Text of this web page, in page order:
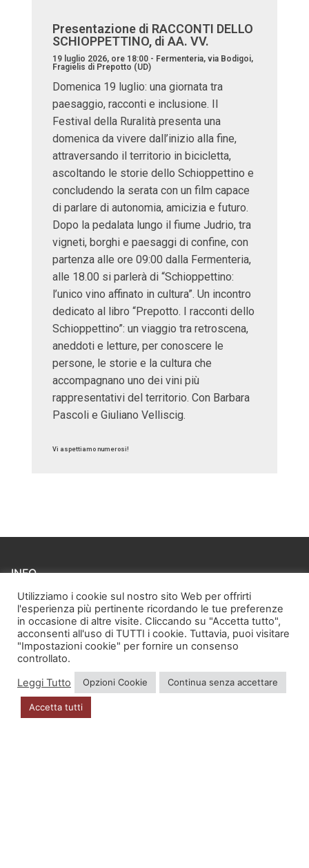
Presentazione di RACCONTI DELLO
SCHIOPPETTINO, di AA. VV.
19 luglio 2026, ore 18:00 - Fermenteria, via Bodigoi,
Fragielis di Prepotto (UD)
Domenica 19 luglio: una giornata tra
paesaggio, racconti e inclusione. Il
Festival della Ruralità presenta una
domenica da vivere dall’inizio alla fine,
attraversando il territorio in bicicletta,
ascoltando le storie dello Schioppettino e
concludendo la serata con un film capace
di parlare di autonomia, amicizia e futuro.
Dopo la pedalata lungo il fiume Judrio, tra
vigneti, borghi e paesaggi di confine, con
partenza alle ore 09:00 dalla Fermenteria,
alle 18.00 si parlerà di “Schioppettino:
l’unico vino affinato in cultura”. Un incontro
dedicato al libro “Prepotto. I racconti dello
Schioppettino”: un viaggio tra retroscena,
aneddoti e letture, per conoscere le
persone, le storie e la cultura che
accompagnano uno dei vini più
rappresentativi del territorio. Con Barbara
Pascoli e Giuliano Velliscig.
Vi aspettiamo numerosi!
INFO
Account
Privacy Policy
DOVE SIAMO
Via Zugliano 42
Utilizziamo i cookie sul nostro sito Web per offrirti
l'esperienza più pertinente ricordando le tue preferenze
in occasione di altre visite. Cliccando su "Accetta tutto",
acconsenti all'uso di TUTTI i cookie. Tuttavia, puoi visitare
"Impostazioni cookie" per fornire un consenso
controllato.
Leggi Tutto
Opzioni Cookie Continua senza accettare
Accetta tutti